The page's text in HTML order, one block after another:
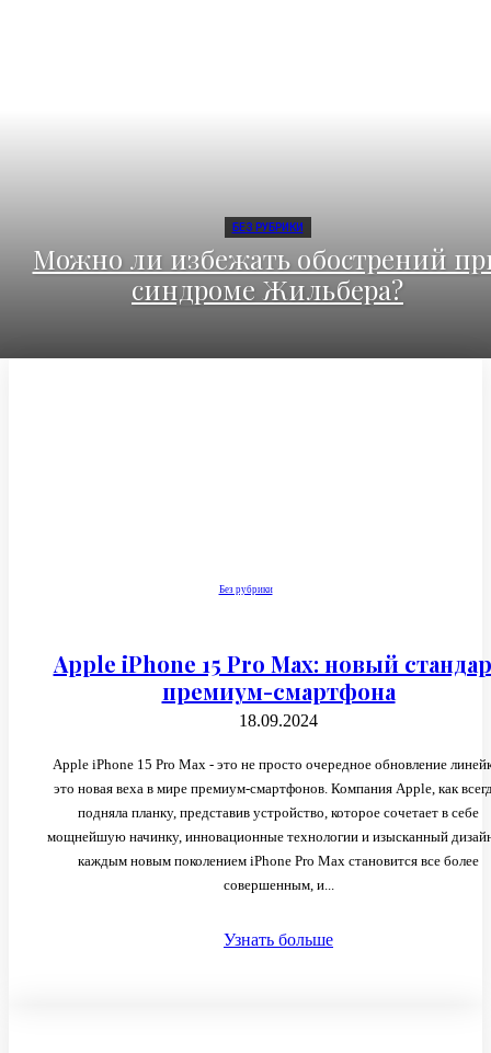
БЕЗ РУБРИКИ
Можно ли избежать обострений
синдроме Жильбера?
Без рубрики
Apple iPhone 15 Pro Max: новый
премиум-смартфона
18.09.2024
Apple iPhone 15 Pro Max - это не просто очередное обновление
это новая веха в мире премиум-смартфонов. Компания Apple, как
подняла планку, представив устройство, которое сочетает в себе
мощнейшую начинку, инновационные технологии и изысканный
каждым новым поколением iPhone Pro Max становится все более
совершенным, и...
Узнать больше